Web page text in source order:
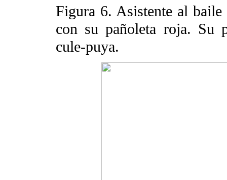
Figura 6. Asistente al
con su pañoleta roja. Su
cule-puya.